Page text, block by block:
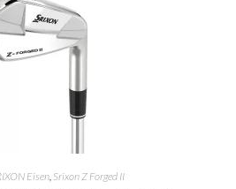
Eisen, Srixon Z Forged II